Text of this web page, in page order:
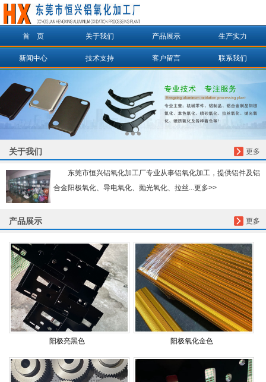
首 页 关于我们 产品展示 生产实力
新闻中心 技术支持 客户留言 联系我们
更多
关于我们
东莞市恒兴铝氧化加工厂专业从事铝氧化加工，提供铝件及铝
合金阳极氧化、导电氧化、抛光氧化、拉丝...更多>>
更多
产品展示
阳极亮黑色 阳极氧化金色
信息搜索
搜索